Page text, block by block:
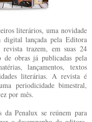
literários, uma novidade
lançada pela Editora
trazem, em suas 24
de obras já publicadas pela
lançamentos, textos
literárias. A revista é
periodicidade bimestral,
por mês.
da Penalux se reúnem para